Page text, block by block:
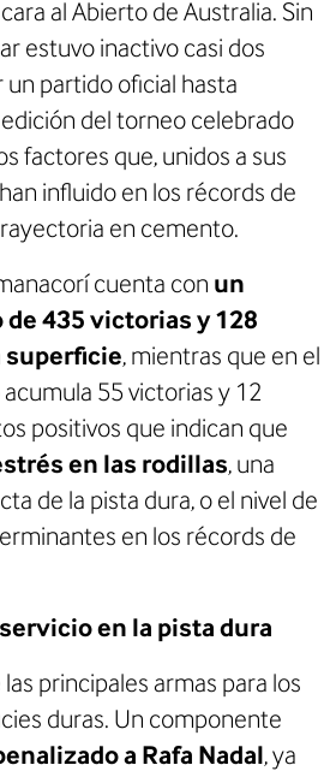
al Abierto de Australia. Sin
estuvo inactivo casi dos
partido oficial hasta
del torneo celebrado
factores que, unidos a sus
influido en los récords de
en cemento.
cuenta con un
435 victorias y 128
superficie, mientras que en el
55 victorias y 12
positivos que indican que
en las rodillas, una
de la pista dura, o el nivel de
en los récords de
en la pista dura
principales armas para los
duras. Un componente
a Rafa Nadal, ya